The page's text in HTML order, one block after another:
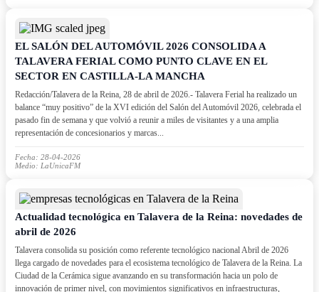
EL SALÓN DEL AUTOMÓVIL 2026 CONSOLIDA A
TALAVERA FERIAL COMO PUNTO CLAVE EN EL
SECTOR EN CASTILLA-LA MANCHA
Redacción/Talavera de la Reina, 28 de abril de 2026.- Talavera Ferial ha realizado un
balance “muy positivo” de la XVI edición del Salón del Automóvil 2026, celebrada el
pasado fin de semana y que volvió a reunir a miles de visitantes y a una amplia
representación de concesionarios y marcas...
Fecha: 28-04-2026
Medio: LaUnicaFM
Actualidad tecnológica en Talavera de la Reina: novedades de
abril de 2026
Talavera consolida su posición como referente tecnológico nacional Abril de 2026
llega cargado de novedades para el ecosistema tecnológico de Talavera de la Reina. La
Ciudad de la Cerámica sigue avanzando en su transformación hacia un polo de
innovación de primer nivel, con movimientos significativos en infraestructuras,